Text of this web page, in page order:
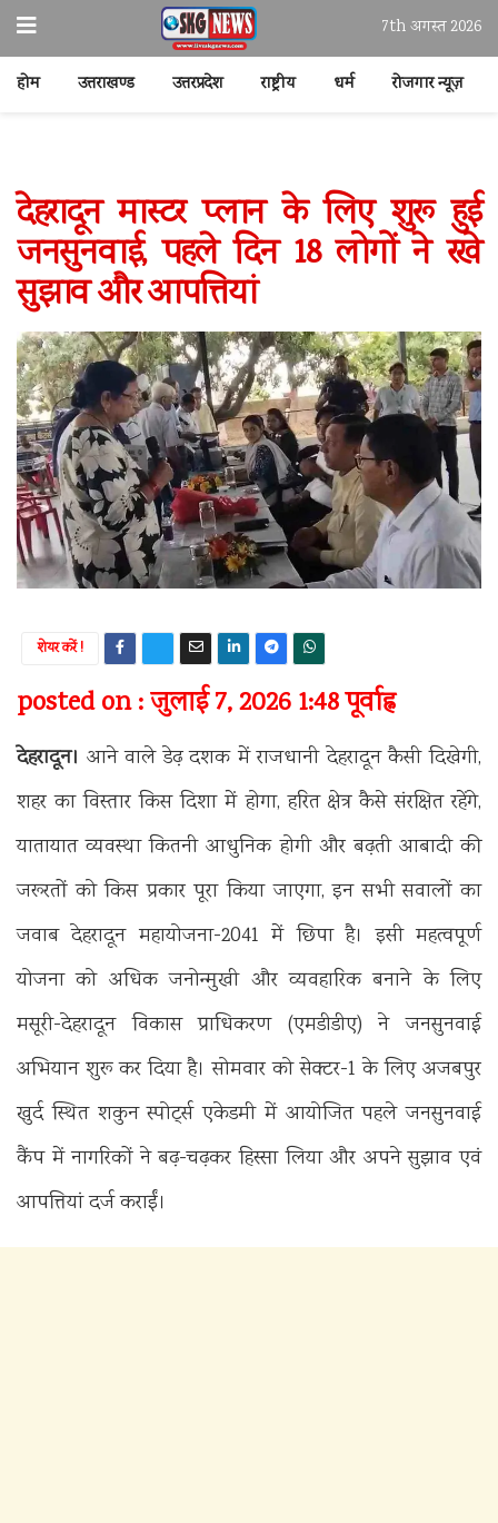
7th अगस्त 2026
होम उत्तराखण्ड उत्तरप्रदेश राष्ट्रीय धर्म रोजगार न्यूज़
देहरादून मास्टर प्लान के लिए शुरू हुई
जनसुनवाई, पहले दिन 18 लोगों ने रखे
सुझाव और आपत्तियां
शेयर करें !
posted on : जुलाई 7, 2026 1:48 पूर्वाह्न
देहरादून। आने वाले डेढ़ दशक में राजधानी देहरादून कैसी दिखेगी,
शहर का विस्तार किस दिशा में होगा, हरित क्षेत्र कैसे संरक्षित रहेंगे,
यातायात व्यवस्था कितनी आधुनिक होगी और बढ़ती आबादी की
जरूरतों को किस प्रकार पूरा किया जाएगा, इन सभी सवालों का
जवाब देहरादून महायोजना-2041 में छिपा है। इसी महत्वपूर्ण
योजना को अधिक जनोन्मुखी और व्यवहारिक बनाने के लिए
मसूरी-देहरादून विकास प्राधिकरण (एमडीडीए) ने जनसुनवाई
अभियान शुरू कर दिया है। सोमवार को सेक्टर-1 के लिए अजबपुर
खुर्द स्थित शकुन स्पोर्ट्स एकेडमी में आयोजित पहले जनसुनवाई
कैंप में नागरिकों ने बढ़-चढ़कर हिस्सा लिया और अपने सुझाव एवं
आपत्तियां दर्ज कराईं।